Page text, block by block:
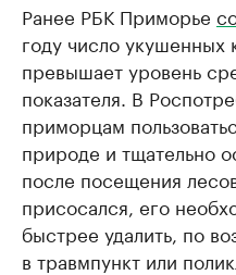
Ранее РБК Приморье
году число укушенных
превышает уровень
показателя. В
приморцам
природе и тщательно
после посещения
присосался, его
быстрее удалить, по
в травмпункт или